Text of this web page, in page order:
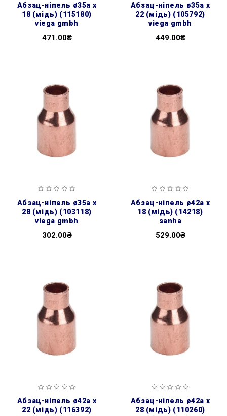
абзац-ніпель ø35а х
18 (мідь) (115180)
viega gmbh
471.00₴
абзац-ніпель ø35а х
22 (мідь) (105792)
viega gmbh
449.00₴
абзац-ніпель ø35а х
28 (мідь) (103118)
viega gmbh
302.00₴
абзац-ніпель ø42а х
18 (мідь) (14218)
sanha
529.00₴
абзац-ніпель ø42а х
22 (мідь) (116392)
абзац-ніпель ø42а х
28 (мідь) (110260)